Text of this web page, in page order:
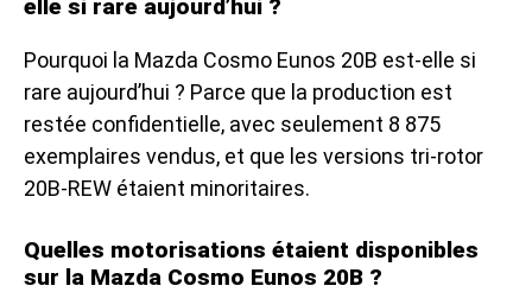
elle si rare aujourd’hui ?
Pourquoi la Mazda Cosmo Eunos 20B est-elle si
rare aujourd’hui ? Parce que la production est
restée confidentielle, avec seulement 8 875
exemplaires vendus, et que les versions tri-rotor
20B-REW étaient minoritaires.
Quelles motorisations étaient disponibles
sur la Mazda Cosmo Eunos 20B ?